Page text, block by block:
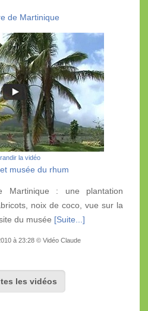
de Martinique
la vidéo
musée du rhum
Martinique : une plantation
noix de coco, vue sur la
du musée [Suite...]
à 23:28 © Vidéo Claude
les vidéos